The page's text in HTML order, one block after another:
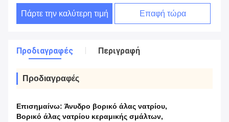
Πάρτε την καλύτερη τιμή Επαφή τώρα
Προδιαγραφές Περιγραφή
Προδιαγραφές
Επισημαίνω: Άνυδρο βορικό άλας νατρίου,
Βορικό άλας νατρίου κεραμικής σμάλτων,